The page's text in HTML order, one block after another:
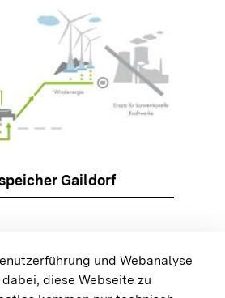
Gaildorf
Folie springen
Folie springenund Webanalyse
diese Webseite zu